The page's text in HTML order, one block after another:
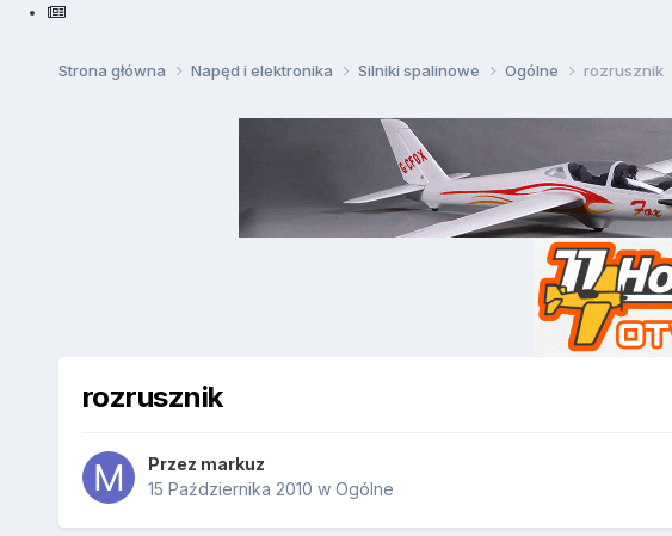
Strona główna Napęd i elektronika Silniki spalinowe Ogólne rozrusznik
rozrusznik
Przez markuz
15 Października 2010 w Ogólne